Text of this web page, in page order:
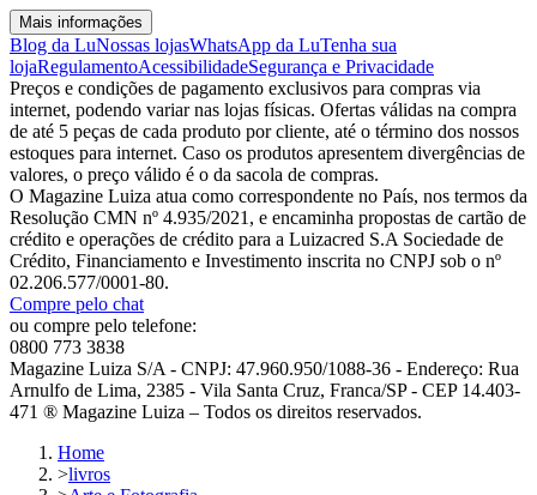
Mais informações
Blog da LuNossas lojasWhatsApp da LuTenha sua
lojaRegulamentoAcessibilidadeSegurança e Privacidade
Preços e condições de pagamento exclusivos para compras via
internet, podendo variar nas lojas físicas. Ofertas válidas na compra
de até 5 peças de cada produto por cliente, até o término dos nossos
estoques para internet. Caso os produtos apresentem divergências de
valores, o preço válido é o da sacola de compras.
O Magazine Luiza atua como correspondente no País, nos termos da
Resolução CMN nº 4.935/2021, e encaminha propostas de cartão de
crédito e operações de crédito para a Luizacred S.A Sociedade de
Crédito, Financiamento e Investimento inscrita no CNPJ sob o nº
02.206.577/0001-80.
Compre pelo chat
ou compre pelo telefone:
0800 773 3838
Magazine Luiza S/A - CNPJ: 47.960.950/1088-36 - Endereço: Rua
Arnulfo de Lima, 2385 - Vila Santa Cruz, Franca/SP - CEP 14.403-
471 ® Magazine Luiza – Todos os direitos reservados.
Home
>livros